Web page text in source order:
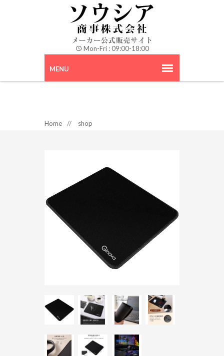
Mon-Fri : 09:00-18:00
Home // shop